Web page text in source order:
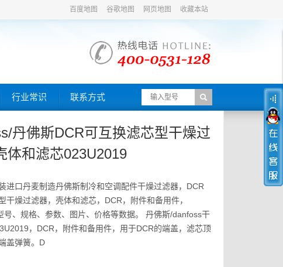
百度地图 谷歌地图 网页地图 收藏本站
行业常识 联系方式
丹佛斯DCR可互换滤芯型干燥过
体和滤芯023U2019
进口丹麦制造丹佛斯制冷和空调配件干燥过滤器，DCR
干燥过滤器，壳体和滤芯，DCR，附件和备用件，
号、规格、参数、图片、价格等数据。 丹佛斯/danfoss干
，DCR，附件和备用件，用于DCR的端盖，滤芯顶
盖弹簧。D